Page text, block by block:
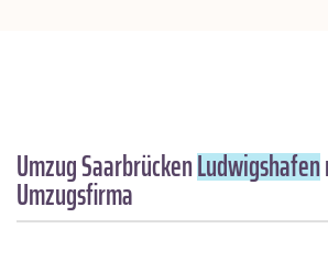
Umzug SaarbrückenLudwigshafen
Umzugsfirma